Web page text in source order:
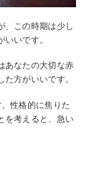
、この時期は少し
いです。
あなたの大切な赤
方がいいです。
性格的に焦りた
を考えると、急い